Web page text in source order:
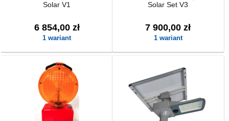
Solar V1
6 854,00 zł
1 wariant
Solar Set V3
7 900,00 zł
1 wariant